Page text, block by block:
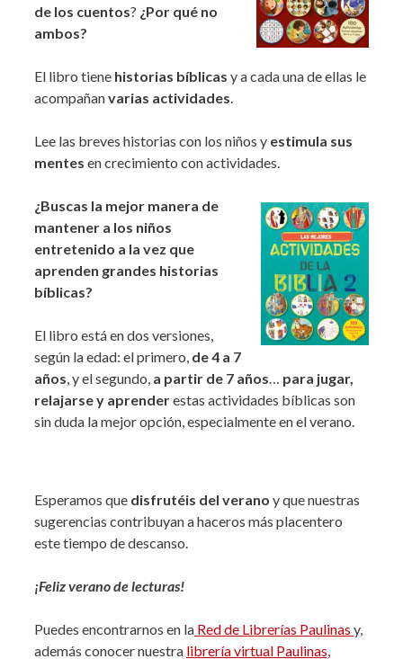
de los cuentos? ¿Por qué no
ambos?
El libro tiene historias bíblicas y a cada una de ellas le
acompañanvarias actividades.
Lee las breves historias con los niños y estimula sus
mentes en crecimiento con actividades.
¿Buscas la mejor manera de
mantener a los niños
entretenido a la vez que
aprenden grandes historias
bíblicas?
El libro está en dos versiones,
según la edad: el primero, de 4 a 7
años, y el segundo, a partir de 7 años… para jugar,
relajarse y aprenderestas actividades bíblicas son
sin duda la mejor opción, especialmente en el verano.
Esperamos que disfrutéis del verano y que nuestras
sugerencias contribuyan a haceros más placentero
este tiempo de descanso.
¡Feliz verano de lecturas!
Puedes encontrarnos en la Red de Librerías Paulinas y,
además conocer nuestra librería virtual Paulinas,